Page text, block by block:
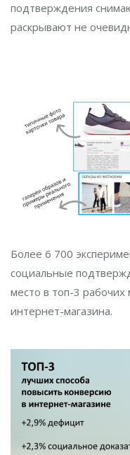
подтверждения
раскрывают не
Более 6 700
социальные
место в топ-3
интернет-магазина.